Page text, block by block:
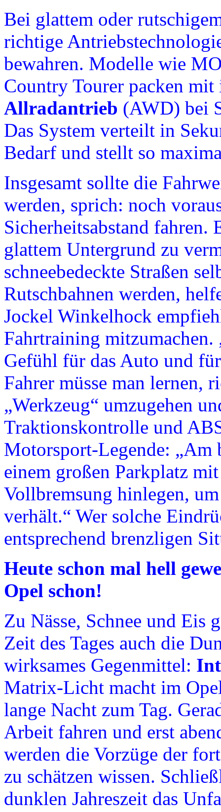
Bei glattem oder
richtige
bewahren. Modelle wie
Country Tourer packen
Allradantrieb (AWD) bei
Das System verteilt in
Bedarf und stellt so
Insgesamt sollte die
werden, sprich: noch
Sicherheitsabstand
glattem Untergrund zu
schneebedeckte Straßen
Rutschbahnen werden,
Jockel Winkelhock
Fahrtraining
Gefühl für das Auto und
Fahrer müsse man lernen,
„Werkzeug“ umzugehen
Traktionskontrolle und
Motorsport-Legende: „Am
einem großen Parkplatz
Vollbremsung hinlegen,
verhält.“ Wer solche
entsprechend brenzligen
Heute schon mal hell
Opel schon!
Zu Nässe, Schnee und Eis
Zeit des Tages auch die
wirksames Gegenmittel:
Matrix-Licht macht im
lange Nacht zum Tag.
Arbeit fahren und erst
werden die Vorzüge der
zu schätzen wissen.
dunklen Jahreszeit das